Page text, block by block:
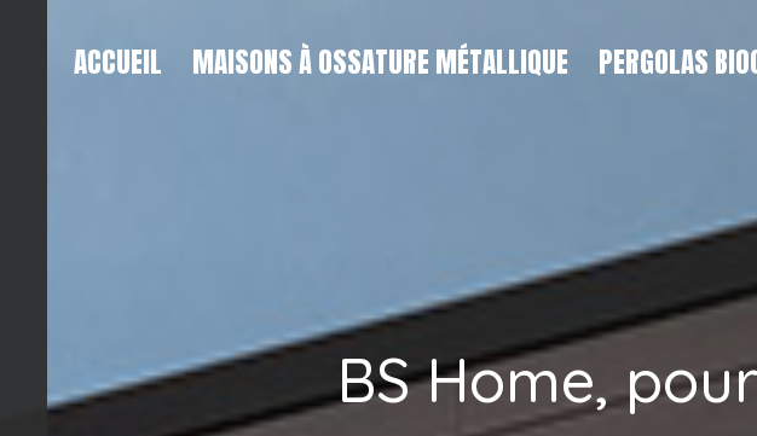
ACCUEIL MAISONS À OSSATURE MÉTALLIQUE PERGOLAS
BS Home,